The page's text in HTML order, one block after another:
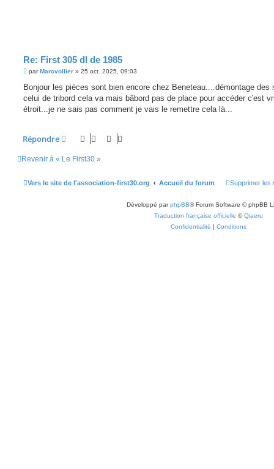
Re: First 305 dl de 1985
M
s
a
g
parMarcvoilier » 25 oct. 2025, 09:03
Bonjour les pièces sont bien encore chez Beneteau....démontage des
celui de tribord cela va mais bâbord pas de place pour accéder c'est
étroit...je ne sais pas comment je vais le remettre cela là...
Répondre
Revenir à « Le First30 »
Vers le site de l'association-first30.org Accueil du forum Supprimer les
Développé parphpBB® Forum Software © phpBB
Traduction française officielle ©Qiaeru
Confidentialité | Conditions